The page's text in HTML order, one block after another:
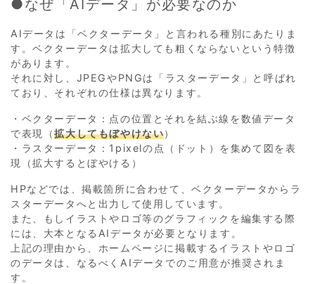
●なぜ「AIデータ」が必要なのか
AIデータは「ベクターデータ」と言われる種別にあたりま
す。ベクターデータは拡大しても粗くならないという特徴
があります。
それに対し、JPEGやPNGは「ラスターデータ」と呼ばれ
ており、それぞれの仕様は異なります。
・ベクターデータ：点の位置とそれを結ぶ線を数値データ
で表現（拡大してもぼやけない）
・ラスターデータ：1pixelの点（ドット）を集めて図を表
現（拡大するとぼやける）
HPなどでは、掲載箇所に合わせて、ベクターデータからラ
スターデータへと出力して使用しています。
また、もしイラストやロゴ等のグラフィックを編集する際
には、大本となるAIデータが必要となります。
上記の理由から、ホームページに掲載するイラストやロゴ
のデータは、なるべくAIデータでのご用意が推奨されま
す。